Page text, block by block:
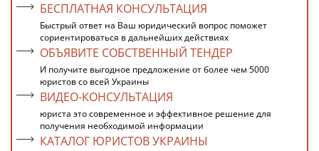
БЕСПЛАТНАЯ КОНСУЛЬТАЦИЯ
Быстрый ответ на Ваш юридический вопрос поможет
сориентироваться в дальнейших действиях
ОБЪЯВИТЕ СОБСТВЕННЫЙ ТЕНДЕР
И получите выгодное предложение от более чем 5000
юристов со всей Украины
ВИДЕО-КОНСУЛЬТАЦИЯ
юриста это современное и эффективное решение для
получения необходимой информации
КАТАЛОГ ЮРИСТОВ УКРАИНЫ